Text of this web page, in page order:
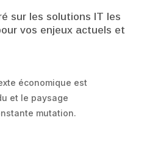
sur les solutions IT les
vos enjeux actuels et
économique est
et le paysage
mutation.